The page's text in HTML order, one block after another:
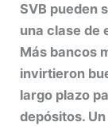
SVB pueden
una clase de
Más bancos
invirtieron
largo plazo
depósitos.